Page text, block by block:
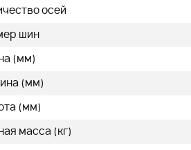
осей
шин
(мм)
(мм)
(мм)
масса (кг)